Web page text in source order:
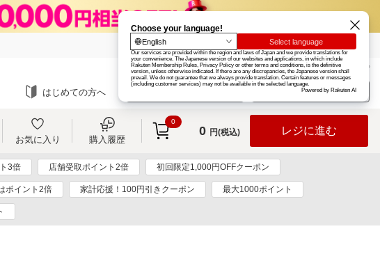
楽天グループ カード
お知らせ ヘルプ
はじめての方へ ログイン
お気に入り 購入履歴
0
0 円(税込) レジに進む
3倍 店舗受取ポイント2倍 初回限定1,000円OFFクーポン
ポイント2倍 家計応援！100円引きクーポン 最大1000ポイント